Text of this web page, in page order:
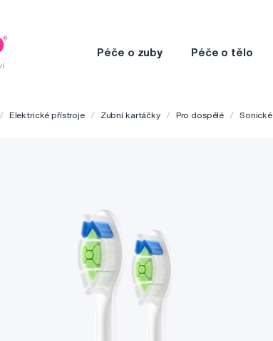
Péče o zuby Péče o tělo
Elektrické přístroje Zubní kartáčky Pro dospělé Sonické